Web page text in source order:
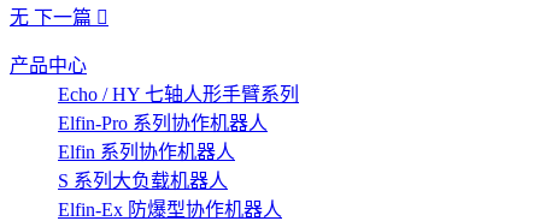
无 下一篇
产品中心
Echo / HY 七轴人形手臂系列
Elfin-Pro 系列协作机器人
Elfin 系列协作机器人
S 系列大负载机器人
Elfin-Ex 防爆型协作机器人